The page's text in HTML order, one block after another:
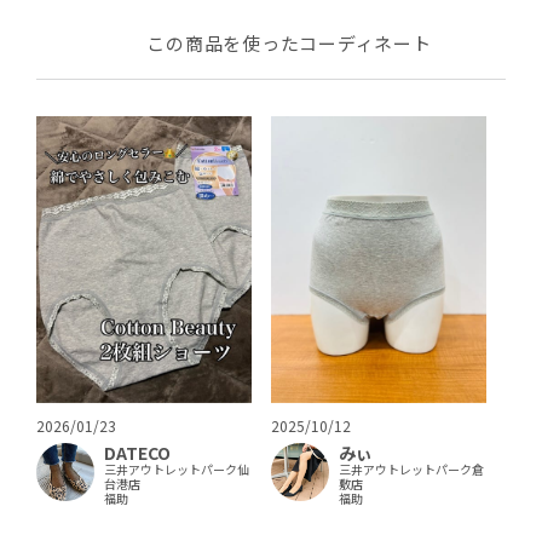
この商品を使ったコーディネート
2026/01/23
DATECO
三井アウトレットパーク仙
台港店
福助
2025/10/12
みぃ
三井アウトレットパーク倉
敷店
福助